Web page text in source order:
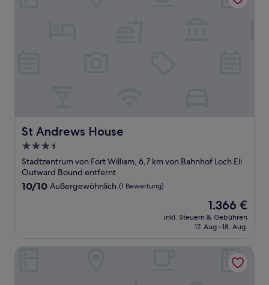
St Andrews House
St Andrews House
3.5-
Sterne-
Unterkunft
Stadtzentrum von Fort William, 6,7 km von Bahnhof Loch Eli
Outward Bound entfernt
10.0
10/10 Außergewöhnlich (1 Bewertung)
Der
Preis
beträgt
1.366 €
inkl. Steuern & Gebühren
17. Aug.–18. Aug.